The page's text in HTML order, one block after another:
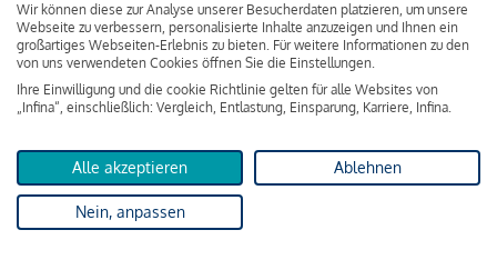
Kreditvermittler
INFINA Credit
Broker GmbH
von 237.000 Euro ausgezahlt, um die Wohnung zu kaufen.
Darüber hinaus fallen aber noch einige Gebühren an (z. B. die
Grundbucheintragungsgebühr), sodass die Bank den
Wir können diese zur Analyse unserer Besucherdaten platzieren, um unsere
Webseite zu verbessern, personalisierte Inhalte anzuzeigen und Ihnen ein
großartiges Webseiten-Erlebnis zu bieten. Für weitere Informationen zu den
von uns verwendeten Cookies öffnen Sie die Einstellungen.
Ihre Einwilligung und die cookie Richtlinie gelten für alle Websites von
„Infina“, einschließlich: Vergleich, Entlastung, Einsparung, Karriere, Infina.
Alle akzeptieren Ablehnen
Nein, anpassen